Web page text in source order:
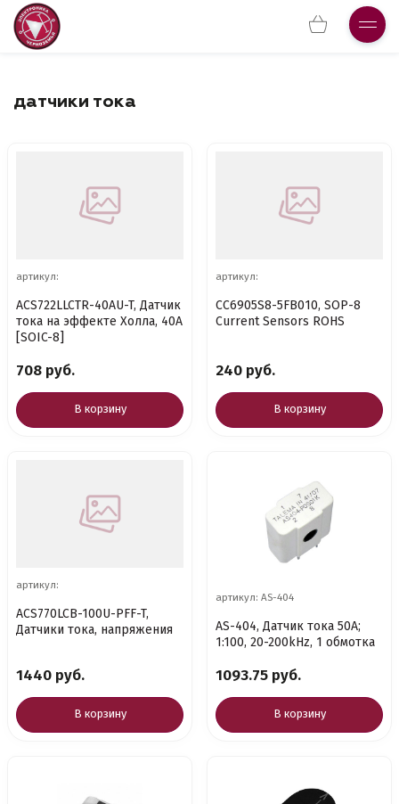
датчики тока
артикул:
ACS722LLCTR-40AU-T, Датчик
тока на эффекте Холла, 40А
[SOIC-8]
708 руб.
В корзину
артикул:
CC6905S8-5FB010, SOP-8
Current Sensors ROHS
240 руб.
В корзину
артикул:
ACS770LCB-100U-PFF-T,
Датчики тока, напряжения
1440 руб.
В корзину
артикул: AS-404
AS-404, Датчик тока 50A;
1:100, 20-200kHz, 1 обмотка
1093.75 руб.
В корзину